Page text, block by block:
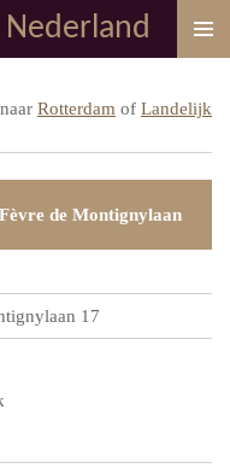
Rotterdam of Landelijk
de Montignylaan
17